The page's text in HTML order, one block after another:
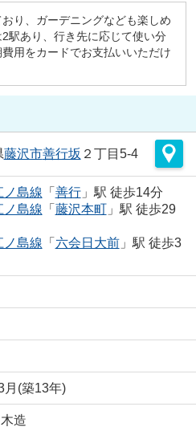
り、ガーデニングなども楽しめ
駅あり、行き先に応じて使い分
用をカードでお支払いいただけ
藤沢市善行坂 ２丁目5-4
ノ島線 「 善行」駅 徒歩14分
ノ島線 「 藤沢本町」駅 徒歩29
ノ島線 「 六会日大前」駅 徒歩3
月(築13年)
造